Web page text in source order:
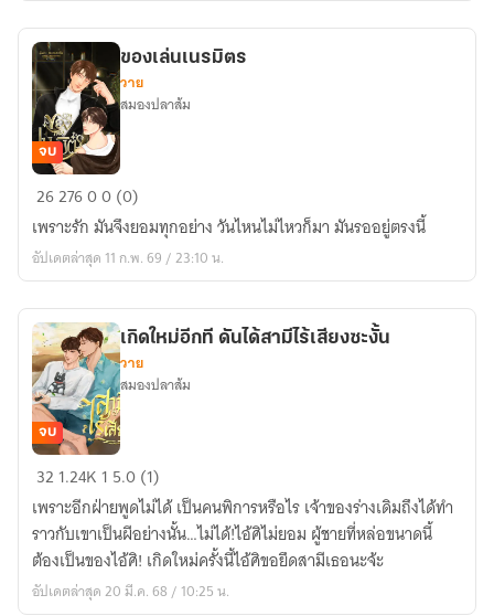
รัก
ขย้ำ
จน
ช้ำ
ของ
เนรมิตร
จบ
ของเล่นเนรมิตร
วาย
สมองปลาส้ม
2627600 (0)
เพราะรัก มันจึงยอมทุกอย่าง วันไหนไม่ไหวก็มา มันรออยู่ตรงนี้
อัปเดตล่าสุด 11 ก.พ. 69 / 23:10 น.
เกิด
อีก
ที
ดัน
ได้
จบ
เกิดใหม่อีกที ดันได้สามีไร้เสียงซะงั้น
วาย
สมองปลาส้ม
32 1.24K 1 5.0 (1)
เพราะอีกฝ่ายพูดไม่ได้ เป็นคนพิการหรือไร เจ้าของร่างเดิมถึงได้ทำ
ราวกับเขาเป็นผีอย่างนั้น…ไม่ได้!ไอ้ศิไม่ยอม ผู้ชายที่หล่อขนาดนี้
ต้องเป็นของไอ้ศิ! เกิดใหม่ครั้งนี้ไอ้ศิขอยึดสามีเธอนะจ้ะ
อัปเดตล่าสุด 20 มี.ค. 68 / 10:25 น.